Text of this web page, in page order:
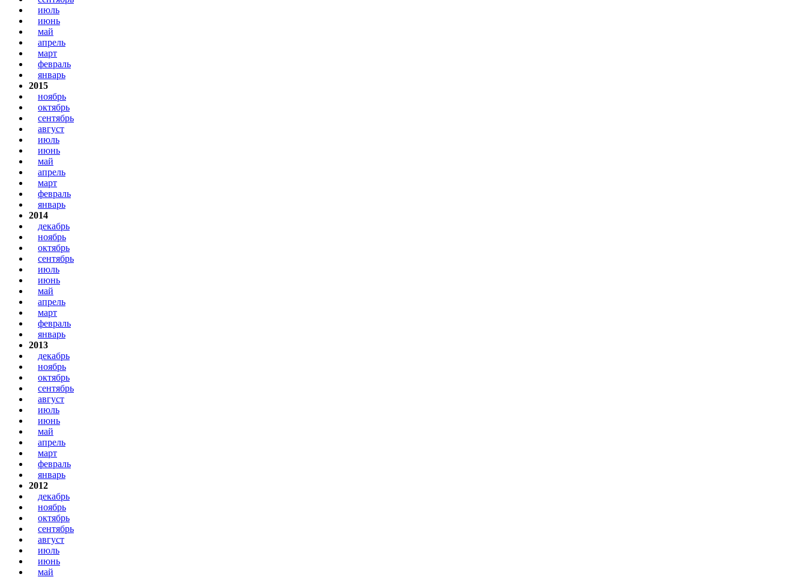
июль
июнь
май
апрель
март
февраль
январь
2015
ноябрь
октябрь
сентябрь
август
июль
июнь
май
апрель
март
февраль
январь
2014
декабрь
ноябрь
октябрь
сентябрь
июль
июнь
май
апрель
март
февраль
январь
2013
декабрь
ноябрь
октябрь
сентябрь
август
июль
июнь
май
апрель
март
февраль
январь
2012
декабрь
ноябрь
октябрь
сентябрь
август
июль
июнь
май